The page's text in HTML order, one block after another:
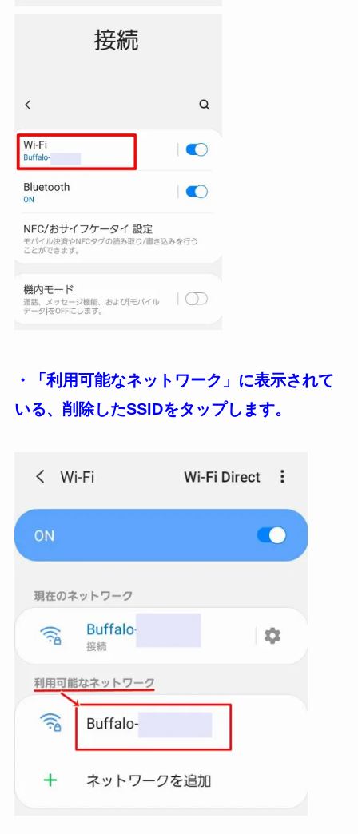
・「利用可能なネットワーク」に表示されて
いる、削除したSSIDをタップします。